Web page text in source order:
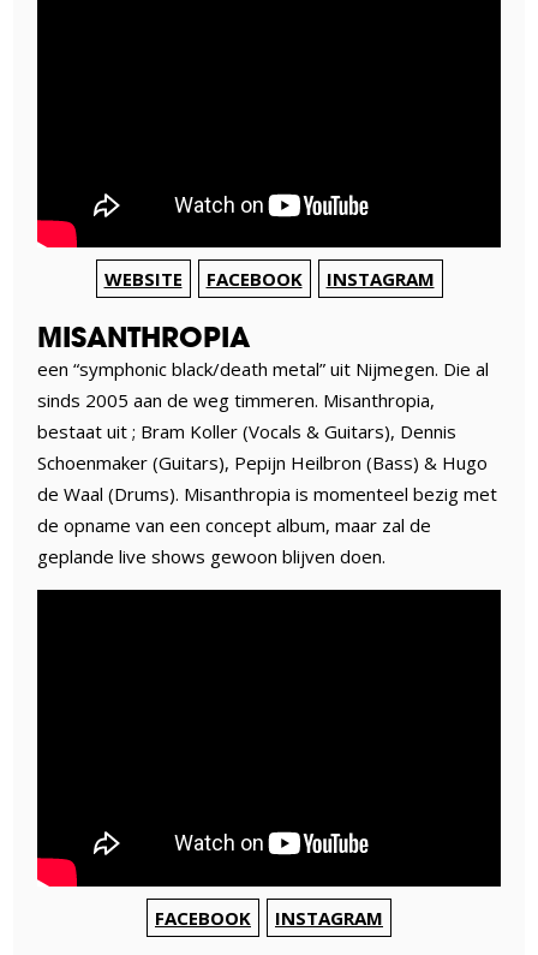
WEBSITE FACEBOOK INSTAGRAM
MISANTHROPIA
een “symphonic black/death metal” uit Nijmegen. Die al
sinds 2005 aan de weg timmeren. Misanthropia,
bestaat uit ; Bram Koller (Vocals & Guitars), Dennis
Schoenmaker (Guitars), Pepijn Heilbron (Bass) & Hugo
de Waal (Drums). Misanthropia is momenteel bezig met
de opname van een concept album, maar zal de
geplande live shows gewoon blijven doen.
FACEBOOK INSTAGRAM